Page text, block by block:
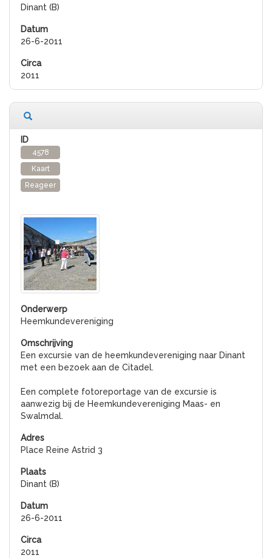
Dinant (B)
26-6-2011
2011
4578
Kaart
Reageer
Heemkundevereniging
Een excursie van de heemkundevereniging naar Dinant
met een bezoek aan de Citadel.
Een complete fotoreportage van de excursie is
aanwezig bij de Heemkundevereniging Maas- en
Swalmdal.
Place Reine Astrid 3
Dinant (B)
26-6-2011
2011